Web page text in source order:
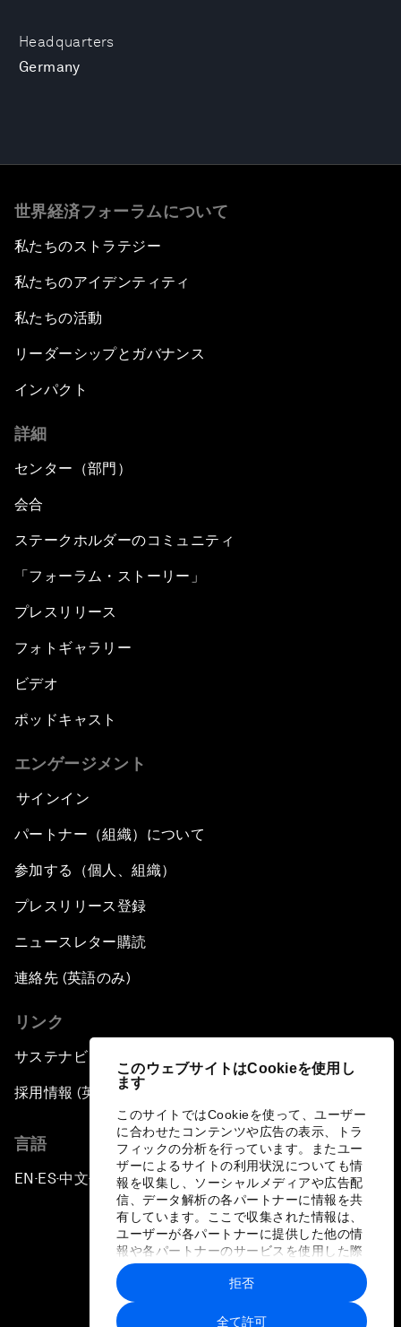
このウェブサイトはCookieを使用し
ます
このサイトではCookieを使って、ユーザー
に合わせたコンテンツや広告の表示、トラ
フィックの分析を行っています。またユー
ザーによるサイトの利用状況についても情
報を収集し、ソーシャルメディアや広告配
信、データ解析の各パートナーに情報を共
有しています。ここで収集された情報は、
ユーザーが各パートナーに提供した他の情
報や各パートナーのサービスを使用した際
に収集された情報と組み合わされ、各パー
トナーによって使用されることがありま
す。
全て許可
拒否
Headquarters
Germany
世界経済フォーラムについて
私たちのストラテジー
私たちのアイデンティティ
私たちの活動
リーダーシップとガバナンス
インパクト
詳細
センター（部門）
会合
ステークホルダーのコミュニティ
「フォーラム・ストーリー」
プレスリリース
フォトギャラリー
ビデオ
ポッドキャスト
エンゲージメント
サインイン
パートナー（組織）について
参加する（個人、組織）
プレスリリース登録
ニュースレター購読
連絡先 (英語のみ)
リンク
サステナビリティへの取り組み
採用情報 (英語のみ)
言語
EN ▪ES▪中文▪ 日本語
プライバシーポリシーと利用規約